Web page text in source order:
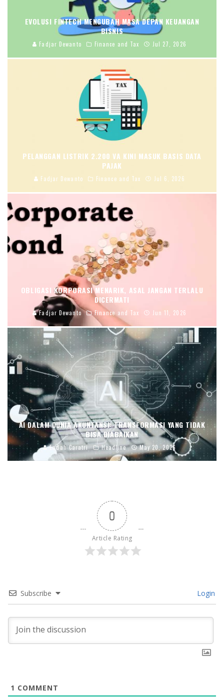
EVOLUSI FINTECH MENGUBAH MASA DEPAN KEUANGAN
BISNIS
Fadjar Dewanto Finance and Tax Jul 27, 2026
PELANGGAN LISTRIK 2.200 VA KINI MASUK BASIS DATA
PAJAK
Fadjar Dewanto Finance and Tax Jul 6, 2026
OBLIGASI KORPORASI MENARIK, ASAL JANGAN TERLALU
DICERMATI
Fadjar Dewanto Finance and Tax Jun 11, 2026
AI DALAM DUNIA AKUNTANSI: TRANSFORMASI YANG TIDAK
BISA DIABAIKAN
Endah Caratri Headline May 20, 2026
0
Article Rating
Subscribe Login
1 COMMENT